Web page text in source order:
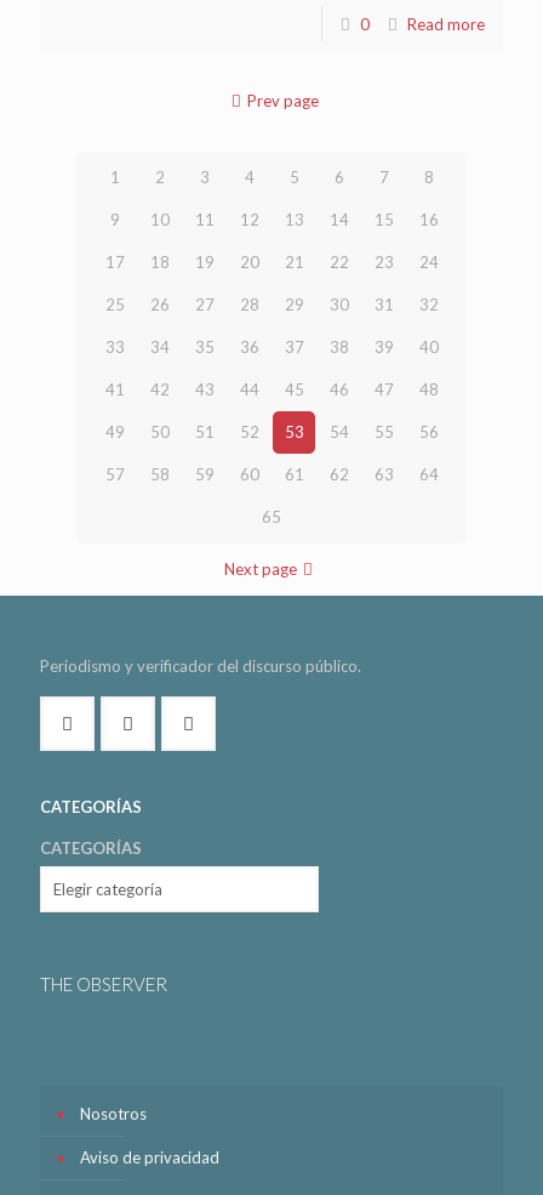
0 Read more
Prev page
1 2 3 4 5 6 7 8
9 10 11 12 13 14 15 16
17 18 19 20 21 22 23 24
25 26 27 28 29 30 31 32
33 34 35 36 37 38 39 40
41 42 43 44 45 46 47 48
49 50 51 52 53 54 55 56
57 58 59 60 61 62 63 64
65
Next page
Periodismo y verificador del discurso público.
CATEGORÍAS
CATEGORÍAS
THE OBSERVER
Nosotros
Aviso de privacidad